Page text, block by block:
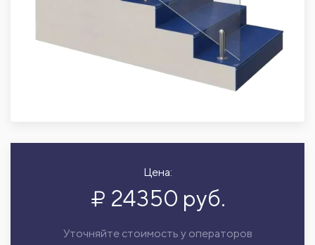
Цена:
24350 руб.
Уточняйте стоимость у операторов